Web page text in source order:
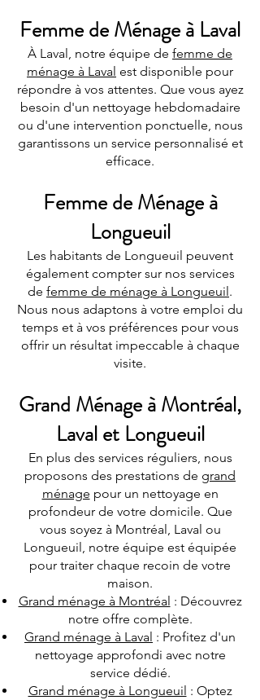
Femme de Ménage à Laval
À Laval, notre équipe de femme de
ménage à Laval est disponible pour
répondre à vos attentes. Que vous ayez
besoin d'un nettoyage hebdomadaire
ou d'une intervention ponctuelle, nous
garantissons un service personnalisé et
efficace.
Femme de Ménage à
Longueuil
Les habitants de Longueuil peuvent
également compter sur nos services
de femme de ménage à Longueuil.
Nous nous adaptons à votre emploi du
temps et à vos préférences pour vous
offrir un résultat impeccable à chaque
visite.
Grand Ménage à Montréal,
Laval et Longueuil
En plus des services réguliers, nous
proposons des prestations de grand
ménage pour un nettoyage en
profondeur de votre domicile. Que
vous soyez à Montréal, Laval ou
Longueuil, notre équipe est équipée
pour traiter chaque recoin de votre
maison.
Grand ménage à Montréal : Découvrez
notre offre complète.
Grand ménage à Laval : Profitez d'un
nettoyage approfondi avec notre
service dédié.
Grand ménage à Longueuil : Optez